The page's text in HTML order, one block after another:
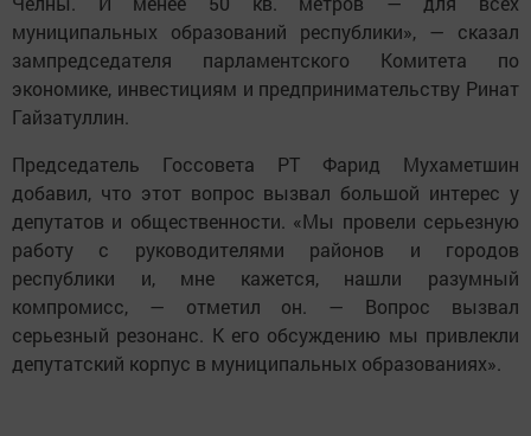
муниципальных образований республики», — сказал
зампредседателя парламентского Комитета по
экономике, инвестициям и предпринимательству Ринат
Гайзатуллин.
Председатель Госсовета РТ Фарид Мухаметшин
добавил, что этот вопрос вызвал большой интерес у
депутатов и общественности. «Мы провели серьезную
работу с руководителями районов и городов
республики и, мне кажется, нашли разумный
компромисс, — отметил он. — Вопрос вызвал
серьезный резонанс. К его обсуждению мы привлекли
депутатский корпус в муниципальных образованиях».